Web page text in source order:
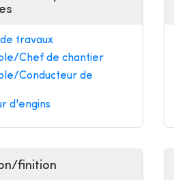
travaux
Chef de chantier
Conducteur de
d'engins
finition